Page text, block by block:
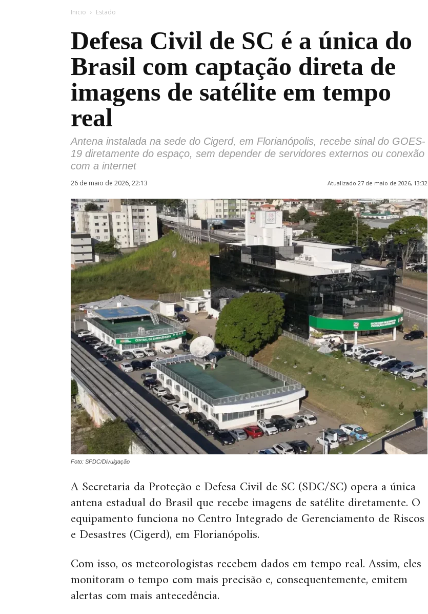
Inicio Estado
Defesa Civil de SC é a única do
Brasil com captação direta de
imagens de satélite em tempo
real
Antena instalada na sede do Cigerd, em Florianópolis, recebe sinal do GOES-
19 diretamente do espaço, sem depender de servidores externos ou conexão
com a internet
26 de maio de 2026, 22:13 Atualizado 27 de maio de 2026, 13:32
Foto: SPDC/Divulgação
A Secretaria da Proteção e Defesa Civil de SC (SDC/SC) opera a única
antena estadual do Brasil que recebe imagens de satélite diretamente. O
equipamento funciona no Centro Integrado de Gerenciamento de Riscos
e Desastres (Cigerd), em Florianópolis.
Com isso, os meteorologistas recebem dados em tempo real. Assim, eles
monitoram o tempo com mais precisão e, consequentemente, emitem
alertas com mais antecedência.